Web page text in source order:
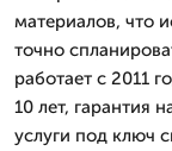
материалов, что
точно
работает с 2011
10 лет, гарантия
услуги под ключ